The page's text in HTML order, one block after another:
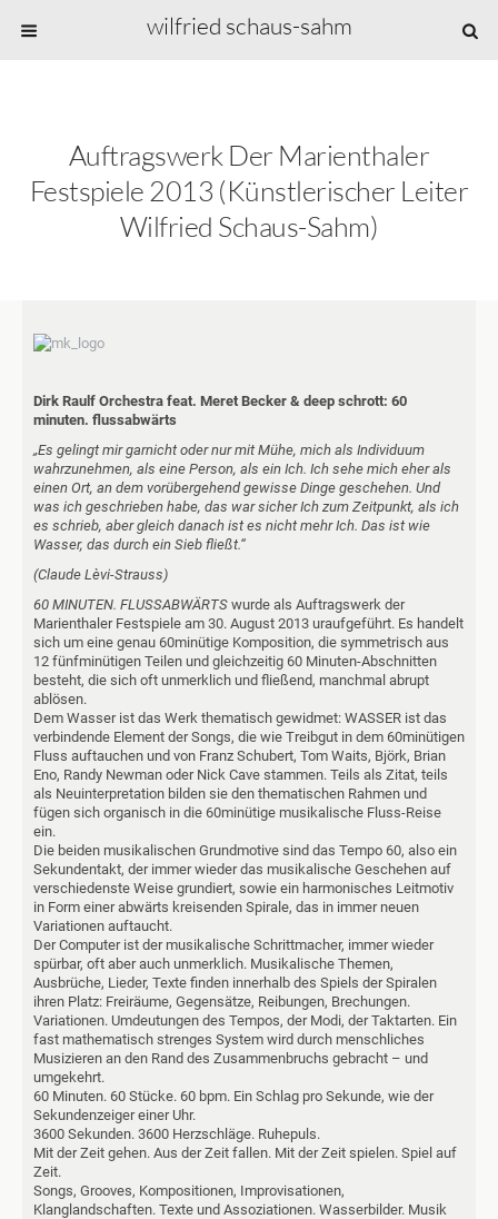
wilfried schaus-sahm
Auftragswerk Der Marienthaler
Festspiele 2013 (Künstlerischer Leiter
Wilfried Schaus-Sahm)
Dirk Raulf Orchestra feat. Meret Becker & deep schrott: 60
minuten. flussabwärts
„Es gelingt mir garnicht oder nur mit Mühe, mich als Individuum
wahrzunehmen, als eine Person, als ein Ich. Ich sehe mich eher als
einen Ort, an dem vorübergehend gewisse Dinge geschehen. Und
was ich geschrieben habe, das war sicher Ich zum Zeitpunkt, als ich
es schrieb, aber gleich danach ist es nicht mehr Ich. Das ist wie
Wasser, das durch ein Sieb fließt.“
(Claude Lèvi-Strauss)
60 MINUTEN. FLUSSABWÄRTS wurde als Auftragswerk der
Marienthaler Festspiele am 30. August 2013 uraufgeführt. Es handelt
sich um eine genau 60minütige Komposition, die symmetrisch aus
12 fünfminütigen Teilen und gleichzeitig 60 Minuten-Abschnitten
besteht, die sich oft unmerklich und fließend, manchmal abrupt
ablösen.
Dem Wasser ist das Werk thematisch gewidmet: WASSER ist das
verbindende Element der Songs, die wie Treibgut in dem 60minütigen
Fluss auftauchen und von Franz Schubert, Tom Waits, Björk, Brian
Eno, Randy Newman oder Nick Cave stammen. Teils als Zitat, teils
als Neuinterpretation bilden sie den thematischen Rahmen und
fügen sich organisch in die 60minütige musikalische Fluss-Reise
ein.
Die beiden musikalischen Grundmotive sind das Tempo 60, also ein
Sekundentakt, der immer wieder das musikalische Geschehen auf
verschiedenste Weise grundiert, sowie ein harmonisches Leitmotiv
in Form einer abwärts kreisenden Spirale, das in immer neuen
Variationen auftaucht.
Der Computer ist der musikalische Schrittmacher, immer wieder
spürbar, oft aber auch unmerklich. Musikalische Themen,
Ausbrüche, Lieder, Texte finden innerhalb des Spiels der Spiralen
ihren Platz: Freiräume, Gegensätze, Reibungen, Brechungen.
Variationen. Umdeutungen des Tempos, der Modi, der Taktarten. Ein
fast mathematisch strenges System wird durch menschliches
Musizieren an den Rand des Zusammenbruchs gebracht – und
umgekehrt.
60 Minuten. 60 Stücke. 60 bpm. Ein Schlag pro Sekunde, wie der
Sekundenzeiger einer Uhr.
3600 Sekunden. 3600 Herzschläge. Ruhepuls.
Mit der Zeit gehen. Aus der Zeit fallen. Mit der Zeit spielen. Spiel auf
Zeit.
Songs, Grooves, Kompositionen, Improvisationen,
Klanglandschaften. Texte und Assoziationen. Wasserbilder. Musik